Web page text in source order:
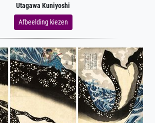
Utagawa Kuniyoshi
Afbeelding kiezen